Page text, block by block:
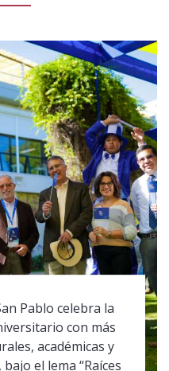
Pablo celebra la
con más
académicas y
el lema “Raíces